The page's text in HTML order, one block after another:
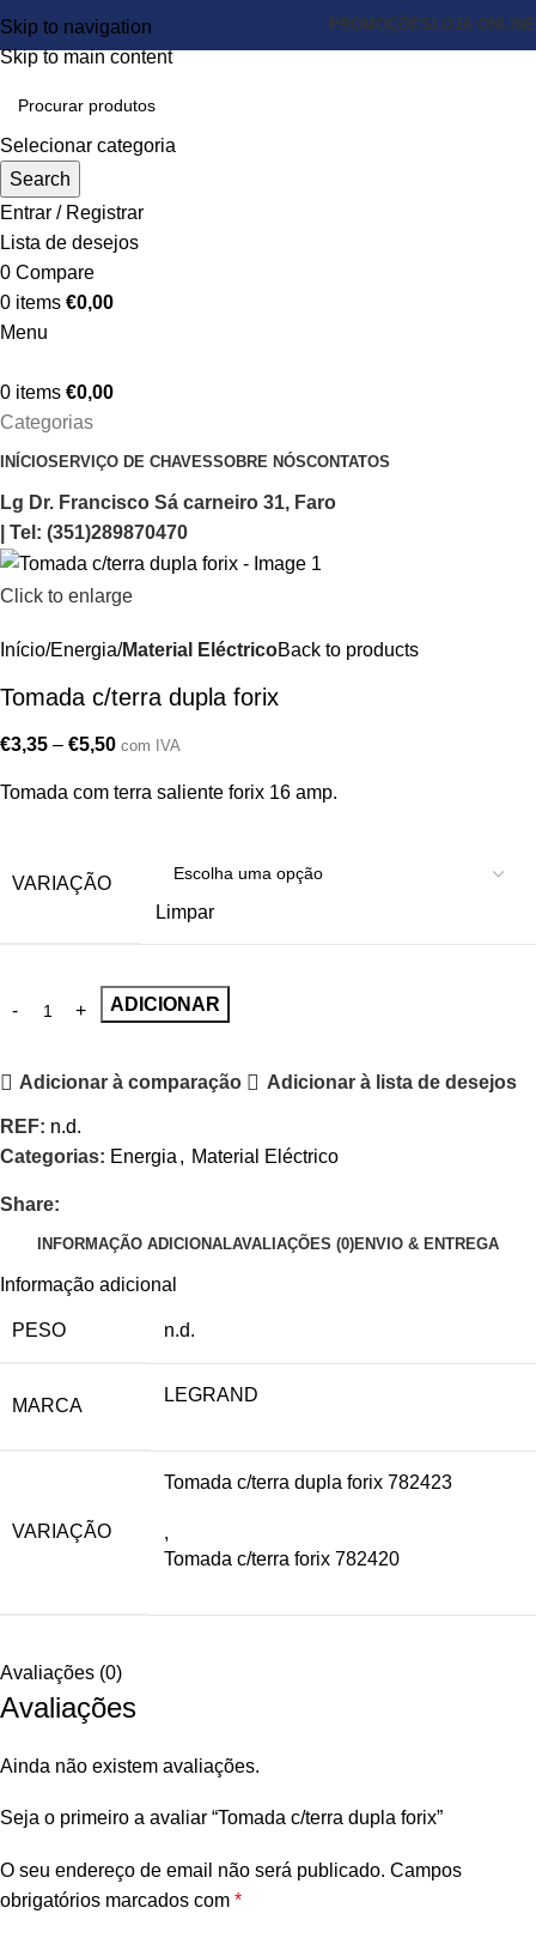
Skip to navigation
Skip to main content
PROMOÇÕES LOJA ONLINE
Selecionar categoria
Search
Entrar / Registrar
Lista de desejos
0 Compare
0 items €0,00
Menu
0 items €0,00
Categorias
INÍCIOSERVIÇO DE CHAVESSOBRE NÓSCONTATOS
Lg Dr. Francisco Sá carneiro 31, Faro
| Tel: (351)289870470
Click to enlarge
Início Energia Material EléctricoBack to products
Tomada c/terra dupla forix
€3,35 – €5,50 com IVA
Tomada com terra saliente forix 16 amp.
VARIAÇÃO
Limpar
ADICIONAR
Adicionar à comparação Adicionar à lista de desejos
REF: n.d.
Categorias: Energia , Material Eléctrico
Share:
INFORMAÇÃO ADICIONALAVALIAÇÕES (0)ENVIO & ENTREGA
Informação adicional
PESO n.d.
MARCA
LEGRAND
VARIAÇÃO
Tomada c/terra dupla forix 782423
,
Tomada c/terra forix 782420
Avaliações (0)
Avaliações
Ainda não existem avaliações.
Seja o primeiro a avaliar “Tomada c/terra dupla forix”
O seu endereço de email não será publicado. Campos
obrigatórios marcados com *